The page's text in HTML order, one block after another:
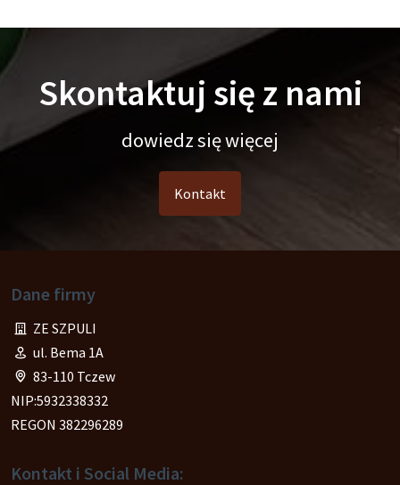
Skontaktuj się z nami
dowiedz się więcej
Kontakt
Dane firmy
ZE SZPULI
ul. Bema 1A
83-110 Tczew
NIP:5932338332
REGON 382296289
Kontakt i Social Media: